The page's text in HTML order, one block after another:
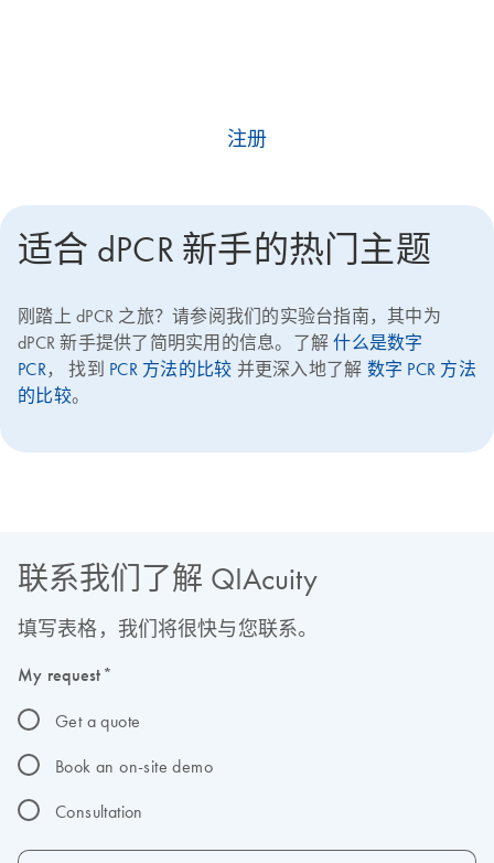
注册
适合 dPCR 新手的热门主题
刚踏上 dPCR 之旅？请参阅我们的实验台指南，其中为
dPCR 新手提供了简明实用的信息。了解什么是数字
PCR ， 找到 PCR 方法的比较 并更深入地了解 数字 PCR 方法
的比较。